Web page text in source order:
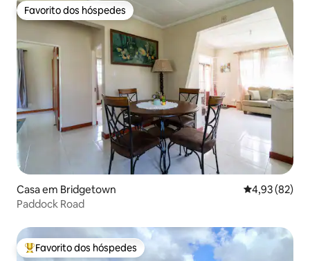
Favorito dos hóspedes
Favorito dos hóspedes
Casa em Bridgetown Classificação
4,93 (82)
Paddock Road
Favoritos dos hóspedes mais apreciados
Favorito dos hóspedes